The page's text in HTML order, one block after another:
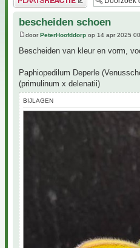
bescheiden schoen
doorPeterHoofddorp op 14 apr 2025
Bescheiden van kleur en vorm,
Paphiopedilum Deperle
(primulinum x delenatii)
BIJLAGEN